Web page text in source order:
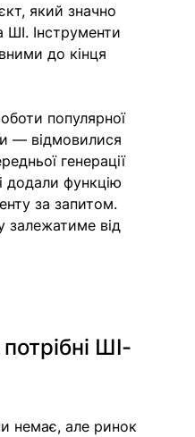
який значно
Інструменти
до кінця
популярної
— відмовилися
генерації
додали функцію
за запитом.
залежатиме від
ШІ-
немає, але ринок